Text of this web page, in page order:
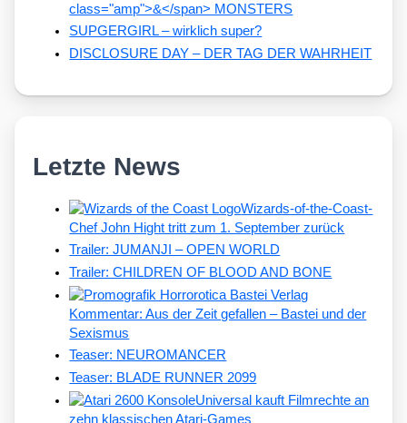
class="amp">&</span> MONSTERS
SUPGERGIRL – wirklich super?
DISCLOSURE DAY – DER TAG DER WAHRHEIT
Letzte News
Wizards-of-the-Coast-
Chef John Hight tritt zum 1. September zurück
Trailer: JUMANJI – OPEN WORLD
Trailer: CHILDREN OF BLOOD AND BONE
Kommentar: Aus der Zeit gefallen – Bastei und der
Sexismus
Teaser: NEUROMANCER
Teaser: BLADE RUNNER 2099
Universal kauft Filmrechte an
zehn klassischen Atari-Games